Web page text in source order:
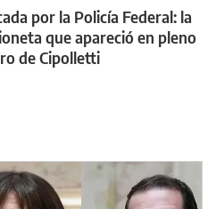
por la Policía Federal: la
que apareció en pleno
de Cipolletti